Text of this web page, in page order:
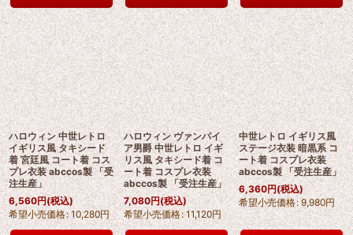
ハロウィン 中世レトロ
イギリス風 タキシード
着 宮廷風 コート着 コス
プレ衣装 abccos製 「受
注生産」
6,560円(税込)
希望小売価格: 10,280円
ハロウィン ヴァンパイ
ア男爵 中世レトロ イギ
リス風 タキシード着 コ
ート着 コスプレ衣装
abccos製 「受注生産」
7,080円(税込)
希望小売価格: 11,120円
中世レトロ イギリス風
ステージ衣装 暗黒系 コ
ート着 コスプレ衣装
abccos製 「受注生産」
6,360円(税込)
希望小売価格: 9,980円